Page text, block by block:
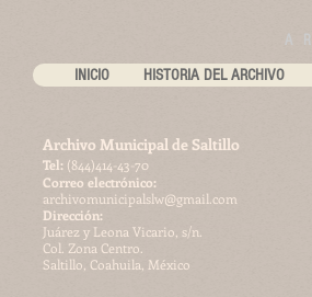
INICIO HISTORIA DEL ARCHIVO
Archivo Municipal de Saltillo
​Tel: (844)414-43-70
Correo electrónico:
archivomunicipalslw@gmail.com
Dirección:
Juárez y Leona Vicario, s/n.
Col. Zona Centro.
Saltillo, Coahuila, México